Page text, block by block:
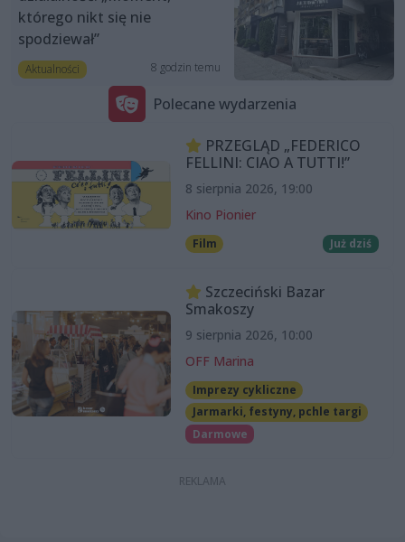
którego nikt się nie
spodziewał”
Aktualności 8 godzin temu
Polecane wydarzenia
PRZEGLĄD „FEDERICO
FELLINI: CIAO A TUTTI!”
8 sierpnia 2026, 19:00
Kino Pionier
Film Już dziś
Szczeciński Bazar
Smakoszy
9 sierpnia 2026, 10:00
OFF Marina
Imprezy cykliczne
Jarmarki, festyny, pchle targi
Darmowe